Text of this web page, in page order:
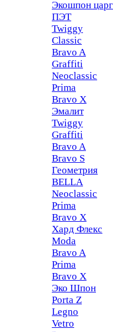
Экошпон
ПЭТ
Twiggy
Classic
Bravo A
Graffiti
Neoclassic
Prima
Bravo X
Эмалит
Twiggy
Graffiti
Bravo A
Bravo S
Геометрия
BELLA
Neoclassic
Prima
Bravo X
Хард Флекс
Moda
Bravo A
Prima
Bravo X
Эко Шпон
Porta Z
Legno
Vetro